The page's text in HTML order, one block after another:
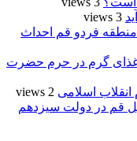
3 views
منطقه فردو قم احداث
لقمه و غذای گرم در حرم حضرت
اسلامی 2 views
قم در دولت سیزدهم